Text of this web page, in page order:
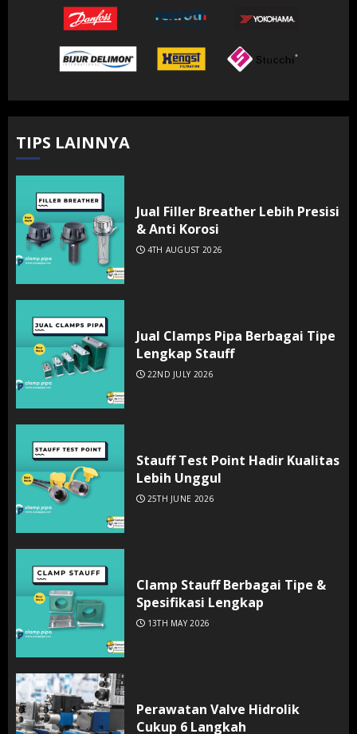
TIPS LAINNYA
Jual Filler Breather Lebih Presisi
& Anti Korosi
4TH AUGUST 2026
Jual Clamps Pipa Berbagai Tipe
Lengkap Stauff
22ND JULY 2026
Stauff Test Point Hadir Kualitas
Lebih Unggul
25TH JUNE 2026
Clamp Stauff Berbagai Tipe &
Spesifikasi Lengkap
13TH MAY 2026
Perawatan Valve Hidrolik
Cukup 6 Langkah